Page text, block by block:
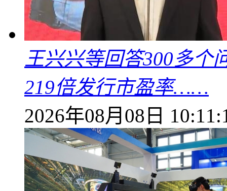
王兴兴等回答300多个
219倍发行市盈率……
2026年08月08日